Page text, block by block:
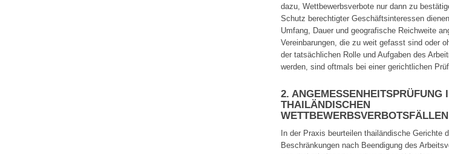
dazu, Wettbewerbsverbote nur dann zu
Schutz berechtigter Geschäftsinteressen
Umfang, Dauer und geografische Reichweite
Vereinbarungen, die zu weit gefasst sind oder
der tatsächlichen Rolle und Aufgaben des
werden, sind oftmals bei einer gerichtlichen
2. ANGEMESSENHEITSPRÜFUNG
THAILÄNDISCHEN
WETTBEWERBSVERBOTSFÄLLEN
In der Praxis beurteilen thailändische Gerichte
Beschränkungen nach Beendigung des